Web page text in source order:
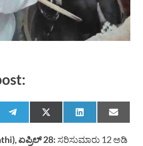
ಏಪ್ರಿಲ್ 28: ಸರಿಸುಮಾರು 12 ಅಡಿ